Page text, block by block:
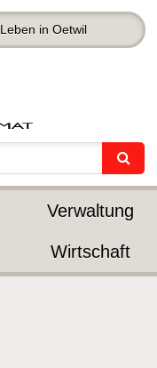
Leben in Oetwil
Verwaltung
Wirtschaft